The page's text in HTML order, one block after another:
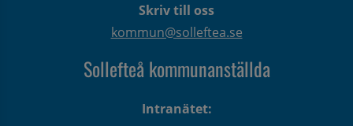
Skriv till oss
kommun@solleftea.se
Sollefteå kommunanställda
Intranätet: